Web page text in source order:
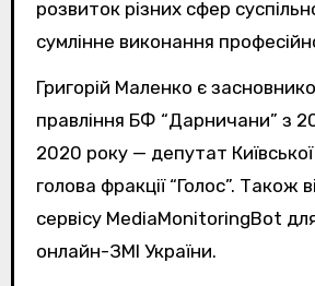
розвиток різних сфер
сумлінне виконання
Григорій Маленко є
правління БФ “Дарничани” з
2020 року — депутат Київської
голова фракції “Голос”. Також
сервісу MediaMonitoringBot
онлайн-ЗМІ України.